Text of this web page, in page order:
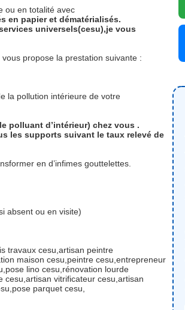
ou en totalité avec
en papier et dématérialisés.
universels(cesu),je vous
propose la prestation suivante :
la pollution intérieure de votre
polluant d’intérieur) chez vous .
les supports suivant le taux relevé de
en d’infimes gouttelettes.
absent ou en visite)
travaux cesu,artisan peintre
maison cesu,peintre cesu,entrepreneur
lino cesu,rénovation lourde
vitrificateur cesu,artisan
parquet cesu,